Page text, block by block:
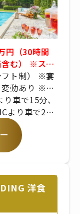
円（30時間
含む） ※スキ
定します。
3年） ＊経
た上で当社
す。
フト制） ※宴
動あり ※出
拠点により
車で15分、
より車で20
洋食